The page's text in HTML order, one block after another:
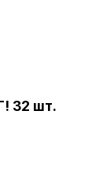
32 шт.